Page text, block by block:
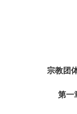
宗教团
第一